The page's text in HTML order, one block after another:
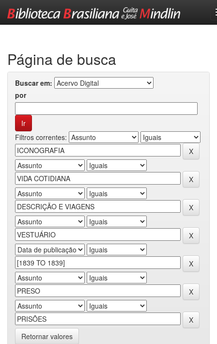
Página de busca
Buscar em:
por
Filtros correntes:
Retornar valores